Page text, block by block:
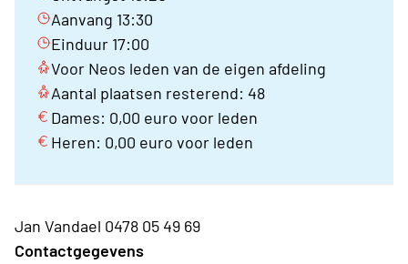
Aanvang 13:30
Einduur 17:00
Voor Neos leden van de eigen afdeling
Aantal plaatsen resterend: 48
Dames: 0,00 euro voor leden
Heren: 0,00 euro voor leden
Jan Vandael 0478 05 49 69
Contactgegevens